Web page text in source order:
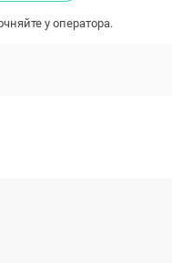
у оператора.